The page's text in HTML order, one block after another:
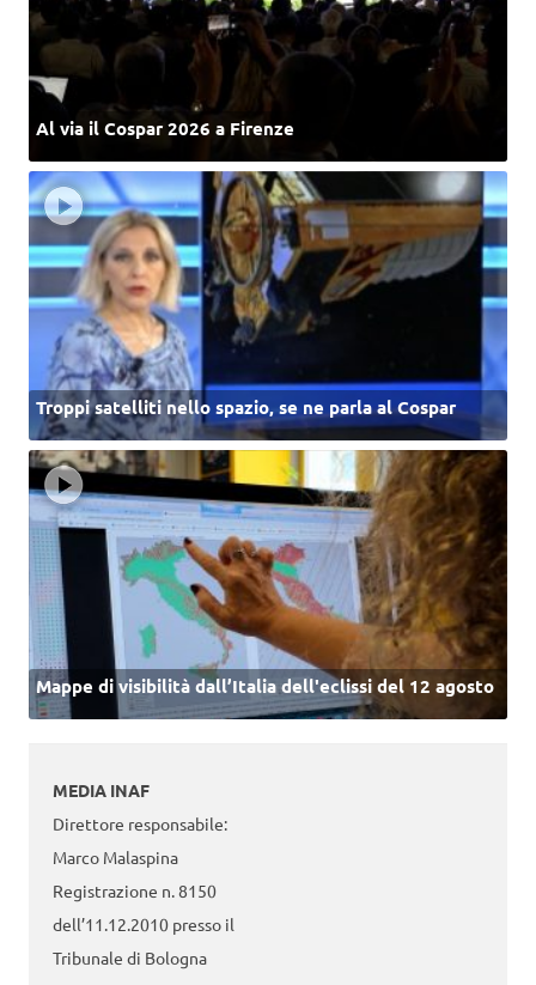
Al via il Cospar 2026 a Firenze
Troppi satelliti nello spazio, se ne parla al Cospar
Mappe di visibilità dall’Italia dell'eclissi del 12 agosto
MEDIA INAF
Direttore responsabile:
Marco Malaspina
Registrazione n. 8150
dell’11.12.2010 presso il
Tribunale di Bologna